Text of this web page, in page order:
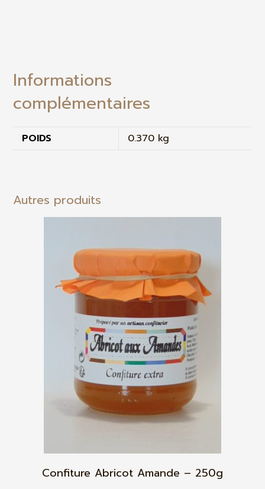
Informations
complémentaires
POIDS 0.370 kg
Autres produits
Confiture Abricot Amande – 250g